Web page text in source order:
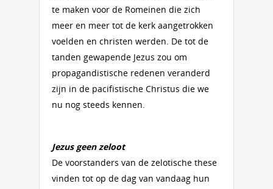
te maken voor de Romeinen die zich
meer en meer tot de kerk aangetrokken
voelden en christen werden. De tot de
tanden gewapende Jezus zou om
propagandistische redenen veranderd
zijn in de pacifistische Christus die we
nu nog steeds kennen.
Jezus geen zeloot
De voorstanders van de zelotische these
vinden tot op de dag van vandaag hun